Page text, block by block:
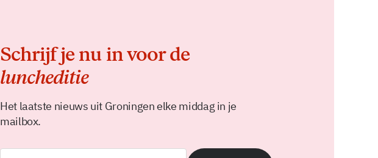
Schrijf je nu in voor de
luncheditie
Het laatste nieuws uit Groningen elke middag in je
mailbox.